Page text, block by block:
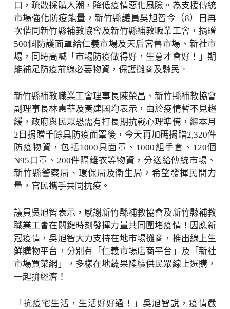
口，疏散採購人潮，降低疫情惡化風險。為支援傳統
市場強化防疫能量，新竹縣議員吳旭智今（8）日再
次偕同新竹縣補教協會及新竹縣補教職業工會，捐贈
500個防護面罩給仁義市場及天后宮舊市場、新社市
場，同時高喊「市場防疫做得好，生意才會好！」期
能補足防疫前線必要物資，保護攤商及縣民。
新竹縣補教職業工會理事長陳榮昌、新竹縣補教協會
副理事長林惠華及黃建國均表示，由於疫情暫不見趨
緩，政府與民眾恐需有打長期抗戰心理準備，繼本月
2日捐贈千餘具防疫面罩後，今天再加碼捐贈2,320件
防疫物資，包括1000具面罩、1000組手套、120個
N95口罩、200件隔離衣等物資，分送給傳統市場、
新竹縣警察局、環保局及衛生局，希望發揮民間力
量，官民攜手共同抗疫。
議員吳旭智表示，感謝新竹縣補教協會及新竹縣補教
職業工會在關鍵時刻發揮力量共同圍堵疫情！因應新
冠疫情，吳旭智大力支持在地市場攤商，推出線上生
鮮購物平台，分別有「仁義市場店商平台」及「新社
市場買菜網」，多樣在地蔬果陸續供民眾線上選購，
一起拚經濟！
「抗疫宅生活，生活好好過！」吳旭智說，疫情嚴